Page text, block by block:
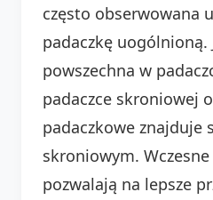
często obserwowana
padaczkę uogólnioną.
powszechna w
padaczce skroniowej
padaczkowe znajduje
skroniowym. Wczesne
pozwalają na lepsze